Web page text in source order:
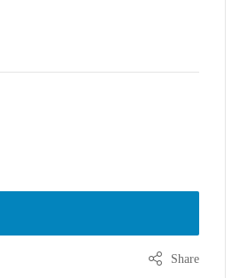
Share